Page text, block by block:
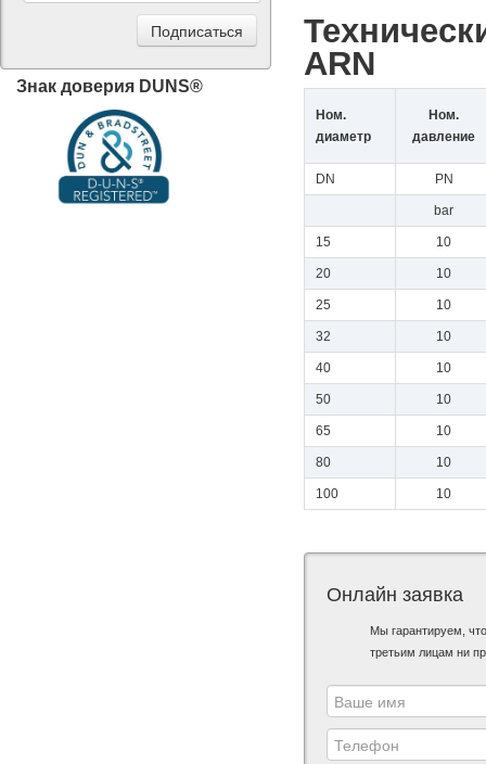
ARN
Ном.
диаметр
Ном.
давление
DN PN
bar
15 10
20 10
25 10
32 10
40 10
50 10
65 10
80 10
100 10
Онлайн заявка
Мы гарантируем,
третьим лицам ни
Знак доверия DUNS®